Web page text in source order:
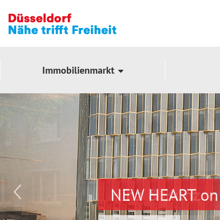
Immobilienmarkt
NEW HEART
Hinz & Kunz